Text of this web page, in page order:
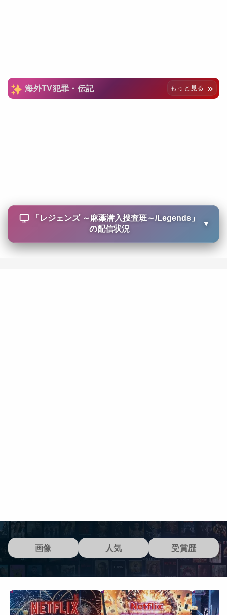
海外TV犯罪・伝記 もっと見る
「 レジェンズ ～麻薬潜入捜査班～/Legends 」
の配信状況
▼
画像 人気 受賞歴